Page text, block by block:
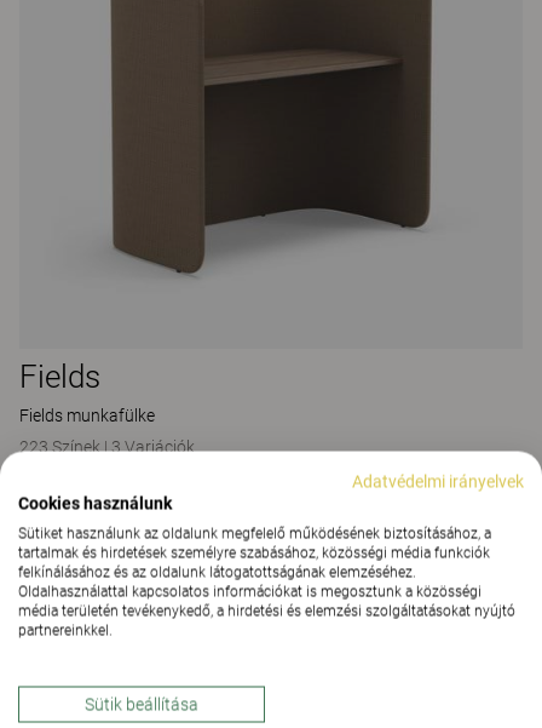
Fields
Fields munkafülke
223 Színek|3 Variációk
Adatvédelmi irányelvek
Cookies használunk
Sütiket használunk az oldalunk megfelelő működésének biztosításához, a
tartalmak és hirdetések személyre szabásához, közösségi média funkciók
felkínálásához és az oldalunk látogatottságának elemzéséhez.
Oldalhasználattal kapcsolatos információkat is megosztunk a közösségi
média területén tevékenykedő, a hirdetési és elemzési szolgáltatásokat nyújtó
partnereinkkel.
Sütik beállítása